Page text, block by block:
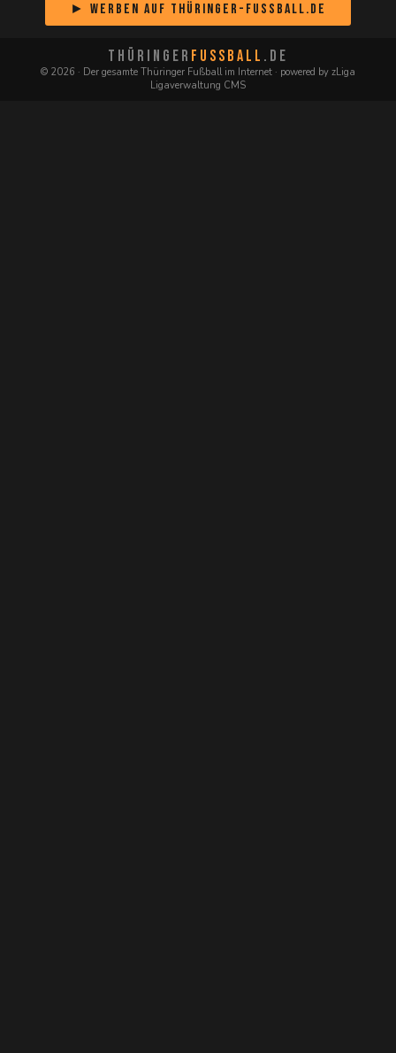
► Werben auf Thüringer-Fussball.de
THÜRINGER FUSSBALL .DE
© 2026 · Der gesamte Thüringer Fußball im Internet · powered by zLiga
Ligaverwaltung CMS